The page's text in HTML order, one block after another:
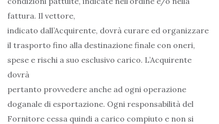
fattura. Il vettore,
indicato dall’Acquirente, dovrà curare ed organizzare
il trasporto fino alla destinazione finale con oneri,
spese e rischi a suo esclusivo carico. L’Acquirente
dovrà
pertanto provvedere anche ad ogni operazione
doganale di esportazione. Ogni responsabilità del
Fornitore cessa quindi a carico compiuto e non si